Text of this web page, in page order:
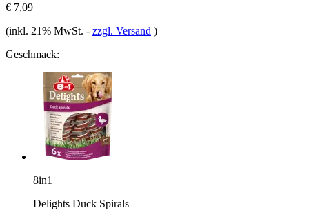
€ 7,09
(inkl. 21% MwSt. - zzgl. Versand )
Geschmack:
8in1
Delights Duck Spirals